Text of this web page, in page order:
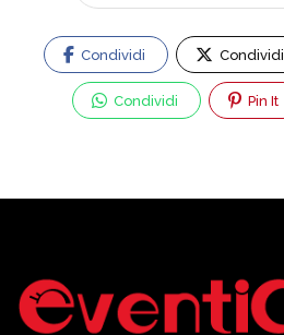
Condividi Condividi
Condividi Pin It